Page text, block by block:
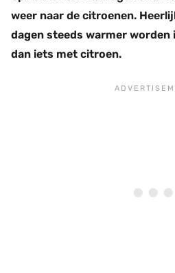
weer naar de citroenen.
dagen steeds warmer
dan iets met citroen.